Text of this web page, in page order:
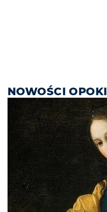
NOWOŚCI OPOKI